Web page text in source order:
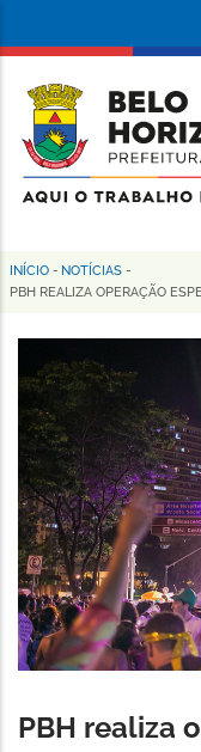
conteúdo
principal
da
Prefeitura
de
Horizonte
Trilha
navegação
INÍCIO - NOTÍCIAS -
PBH REALIZA OPERAÇÃO
PBH realiza